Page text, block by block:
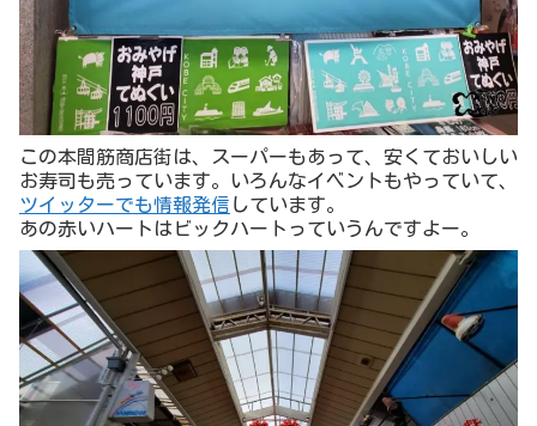
この本間筋商店街は、スーパーもあって、安くておいしい
お寿司も売っています。いろんなイベントもやっていて、
ツイッターでも情報発信 しています。
あの赤いハートはビックハートっていうんですよー。